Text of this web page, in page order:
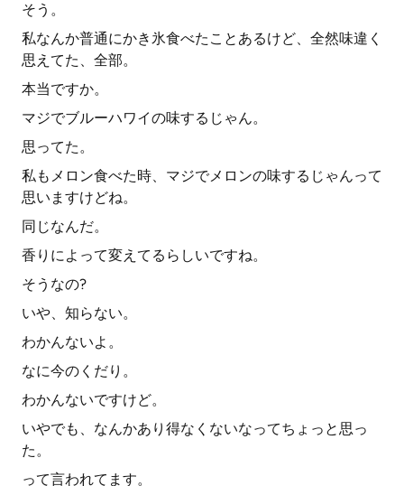
そう。
私なんか普通にかき氷食べたことあるけど、全然味違く
思えてた、全部。
本当ですか。
マジでブルーハワイの味するじゃん。
思ってた。
私もメロン食べた時、マジでメロンの味するじゃんって
思いますけどね。
同じなんだ。
香りによって変えてるらしいですね。
そうなの?
いや、知らない。
わかんないよ。
なに今のくだり。
わかんないですけど。
いやでも、なんかあり得なくないなってちょっと思っ
た。
って言われてます。